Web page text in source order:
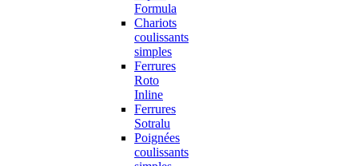
Formula
Chariots
coulissants
simples
Ferrures
Roto
Inline
Ferrures
Sotralu
Poignées
coulissants